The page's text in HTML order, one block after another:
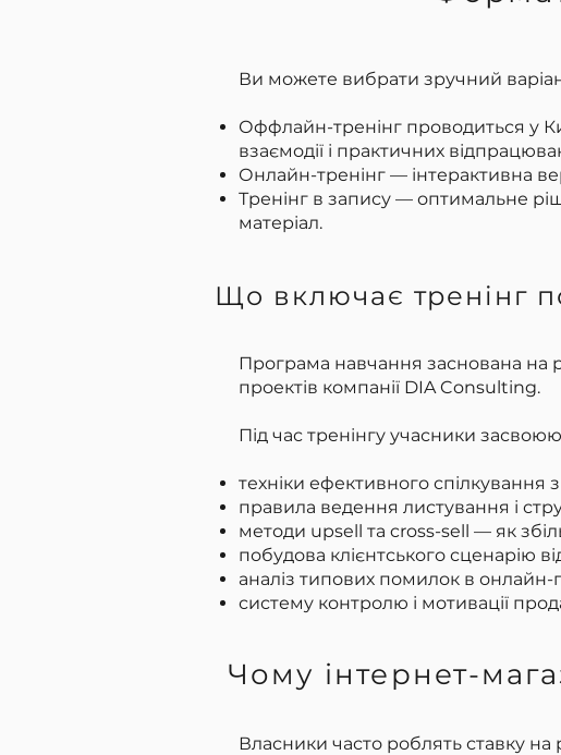
Ви можете вибрати зручний
Оффлайн-тренінг проводиться у
взаємодії і практичних
Онлайн-тренінг — інтерактивна
Тренінг в запису — оптимальне
матеріал.
​Що включає тренінг
Програма навчання заснована на
проектів компанії DIA Consulting.
Під час тренінгу учасники
техніки ефективного спілкування
правила ведення листування і
методи upsell та cross-sell — як
побудова клієнтського сценарію
аналіз типових помилок в онлайн-
систему контролю і мотивації
Чому інтернет-
Власники часто роблять ставку